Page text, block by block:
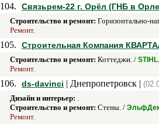
104. Связьрем-22 г. Орёл (ГНБ в
Строительство и ремонт: Горизонтально-
Ремонт.
105. Строительная Компания
Строительство и ремонт: Коттеджи. / STIHL.
Ремонт.
106. ds-davinci | Днепропетровск |
Дизайн и интерьер: .
Строительство и ремонт: Стены. /
Ремонт.